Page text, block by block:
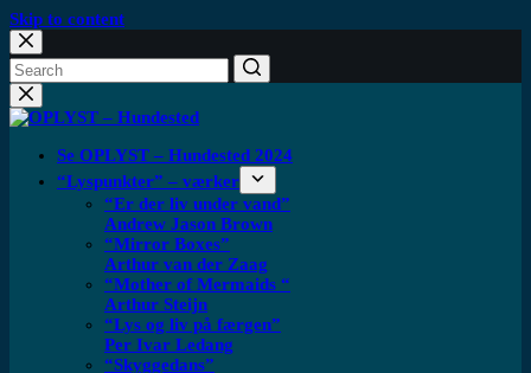
Skip to content
Se OPLYST – Hundested 2024
“Lyspunkter” – værker
“Er der liv under vand”
Andrew Jason Brown
“Mirror Boxes”
Arthur van der Zaag
“Mother of Mermaids “
Arthur Steijn
“Lys og liv på færgen”
Per Ivar Ledang
“Skyggedans”